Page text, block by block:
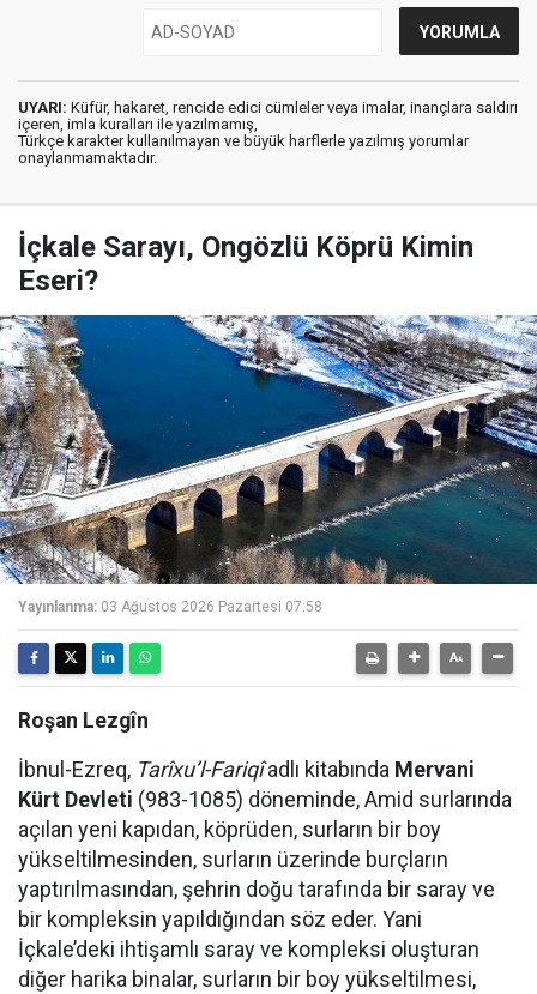
UYARI: Küfür, hakaret, rencide edici cümleler veya imalar, inançlara saldırı
içeren, imla kuralları ile yazılmamış,
Türkçe karakter kullanılmayan ve büyük harflerle yazılmış yorumlar
onaylanmamaktadır.
İçkale Sarayı, Ongözlü Köprü Kimin
Eseri?
Yayınlanma: 03 Ağustos 2026 Pazartesi 07:58
Roşan Lezgîn
İbnul-Ezreq, Tarîxu’l-Fariqîadlı kitabında Mervani
Kürt Devleti (983-1085) döneminde, Amid surlarında
açılan yeni kapıdan, köprüden, surların bir boy
yükseltilmesinden, surların üzerinde burçların
yaptırılmasından, şehrin doğu tarafında bir saray ve
bir kompleksin yapıldığından söz eder. Yani
İçkale’deki ihtişamlı saray ve kompleksi oluşturan
diğer harika binalar, surların bir boy yükseltilmesi,